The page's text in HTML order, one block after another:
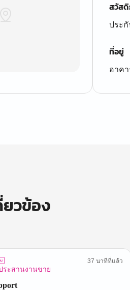
สวัส
ประ
ที่อยู่
อาค
วข้อง
ระสานงานขาย
37 นาทีที่แล้ว